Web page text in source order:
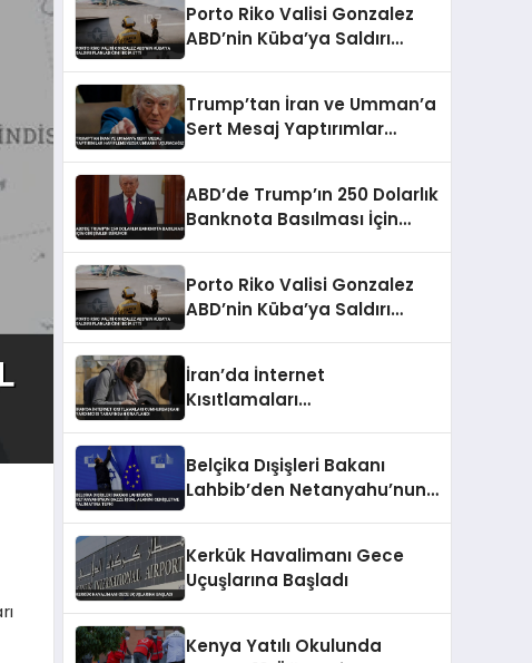
Porto Riko Valisi Gonzalez
ABD’nin Küba’ya Saldırı
Trump’tan İran ve Umman’a
Sert Mesaj Yaptırımlar
ABD’de Trump’ın 250 Dolarlık
Banknota Basılması İçin
Porto Riko Valisi Gonzalez
ABD’nin Küba’ya Saldırı
İran’da İnternet
Kısıtlamaları
Belçika Dışişleri Bakanı
Lahbib’den Netanyahu’nun
Tepki
Kerkük Havalimanı Gece
Uçuşlarına Başladı
Kenya Yatılı Okulunda